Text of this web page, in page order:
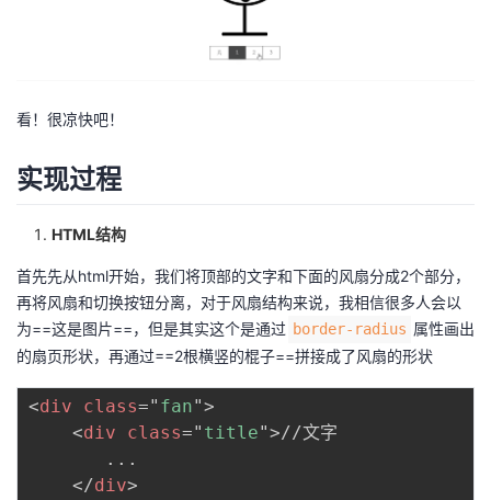
开
的
Programs
我
的
支
看！很凉快吧！
实现过程
HTML结构
首先先从html开始，我们将顶部的文字和下面的风扇分成2个部分，
再将风扇和切换按钮分离，对于风扇结构来说，我相信很多人会以
为==这是图片==，但是其实这个是通过 border-radius 属性画出
的扇页形状，再通过==2根横竖的棍子==拼接成了风扇的形状
<div class=" fan">
<div class=" title">//文字
       ...
</div>